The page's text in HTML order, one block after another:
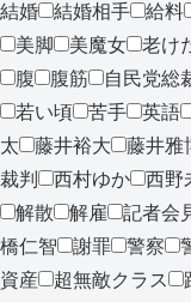
結婚
結婚相手 給料
美脚
美魔女 老け
腹
腹筋 自民党総
若い頃
苦手 英語
太
藤井裕大 藤井雅
裁判
西村ゆか 西野
解散
解雇 記者会
橋仁智
謝罪 警察
資産
超無敵クラス